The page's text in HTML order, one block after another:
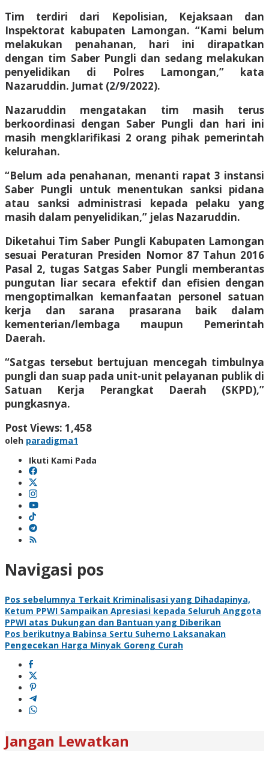
Tim terdiri dari Kepolisian, Kejaksaan dan
Inspektorat kabupaten Lamongan. “Kami belum
melakukan penahanan, hari ini dirapatkan
dengan tim Saber Pungli dan sedang melakukan
penyelidikan di Polres Lamongan,” kata
Nazaruddin. Jumat (2/9/2022).
Nazaruddin mengatakan tim masih terus
berkoordinasi dengan Saber Pungli dan hari ini
masih mengklarifikasi 2 orang pihak pemerintah
kelurahan.
“Belum ada penahanan, menanti rapat 3 instansi
Saber Pungli untuk menentukan sanksi pidana
atau sanksi administrasi kepada pelaku yang
masih dalam penyelidikan,” jelas Nazaruddin.
Diketahui Tim Saber Pungli Kabupaten Lamongan
sesuai Peraturan Presiden Nomor 87 Tahun 2016
Pasal 2, tugas Satgas Saber Pungli memberantas
pungutan liar secara efektif dan efisien dengan
mengoptimalkan kemanfaatan personel satuan
kerja dan sarana prasarana baik dalam
kementerian/lembaga maupun Pemerintah
Daerah.
“Satgas tersebut bertujuan mencegah timbulnya
pungli dan suap pada unit-unit pelayanan publik di
Satuan Kerja Perangkat Daerah (SKPD),”
pungkasnya.
Post Views: 1,458
oleh paradigma1
Ikuti Kami Pada
Navigasi pos
Pos sebelumnya Terkait Kriminalisasi yang Dihadapinya,
Ketum PPWI Sampaikan Apresiasi kepada Seluruh Anggota
PPWI atas Dukungan dan Bantuan yang Diberikan
Pos berikutnya Babinsa Sertu Suherno Laksanakan
Pengecekan Harga Minyak Goreng Curah
Jangan Lewatkan